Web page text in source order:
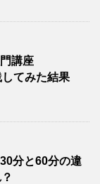
講座
てみた結果
分と60分の違